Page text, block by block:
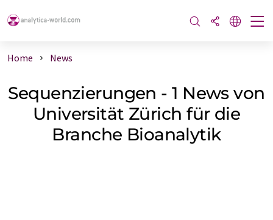
Home News
Sequenzierungen - 1 News von
Universität Zürich für die
Branche Bioanalytik